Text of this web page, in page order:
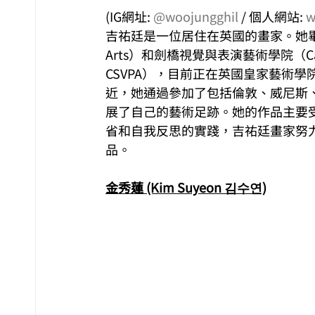
(IG網址: @woojungghil / 個人網站:
吉祐廷是一位居住在英國的畫家。
Arts）和劍橋視覺與表演藝術學院
CSVPA），目前正在英國皇家藝術
近，她通過參加了包括倫敦、威尼
展了自己的藝術足跡。她的作品主
省和自我反思的實踐，吉祐廷畫家
品。
金秀蓮 (Kim Suyeon 김수연)